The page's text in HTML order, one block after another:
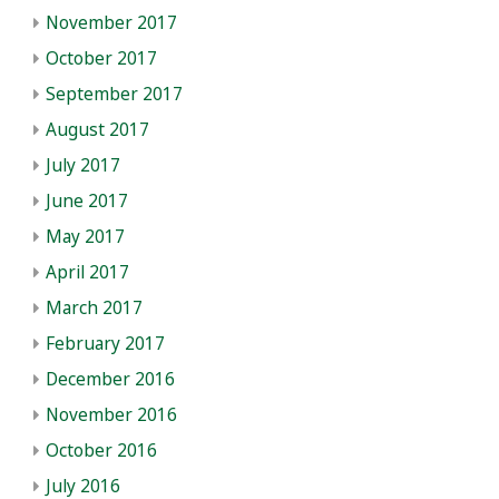
November 2017
October 2017
September 2017
August 2017
July 2017
June 2017
May 2017
April 2017
March 2017
February 2017
December 2016
November 2016
October 2016
July 2016